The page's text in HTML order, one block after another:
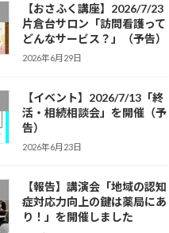
【おさふく講座】2026/7/23
片倉台サロン「訪問看護って
どんなサービス？」（予告）
2026年6月29日
【イベント】2026/7/13「終
活・相続相談会」を開催（予
告）
2026年6月23日
【報告】講演会「地域の認知
症対応力向上の鍵は薬局にあ
り！」を開催しました